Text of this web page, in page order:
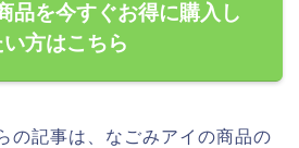
品を今すぐお得に購入し
い方はこちら
の記事は、なごみアイの商品の